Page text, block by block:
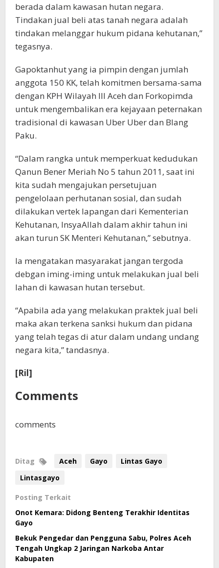
berada dalam kawasan hutan negara.
Tindakan jual beli atas tanah negara adalah
tindakan melanggar hukum pidana kehutanan,”
tegasnya.
Gapoktanhut yang ia pimpin dengan jumlah
anggota 150 KK, telah komitmen bersama-sama
dengan KPH Wilayah III Aceh dan Forkopimda
untuk mengembalikan era kejayaan peternakan
tradisional di kawasan Uber Uber dan Blang
Paku.
“Dalam rangka untuk memperkuat kedudukan
Qanun Bener Meriah No 5 tahun 2011, saat ini
kita sudah mengajukan persetujuan
pengelolaan perhutanan sosial, dan sudah
dilakukan vertek lapangan dari Kementerian
Kehutanan, InsyaAllah dalam akhir tahun ini
akan turun SK Menteri Kehutanan,” sebutnya.
Ia mengatakan masyarakat jangan tergoda
debgan iming-iming untuk melakukan jual beli
lahan di kawasan hutan tersebut.
“Apabila ada yang melakukan praktek jual beli
maka akan terkena sanksi hukum dan pidana
yang telah tegas di atur dalam undang undang
negara kita,” tandasnya.
[Ril]
Comments
comments
Ditag Aceh Gayo
Lintas Gayo
Lintasgayo
Posting Terkait
Onot Kemara: Didong Benteng Terakhir Identitas
Gayo
Bekuk Pengedar dan Pengguna Sabu, Polres Aceh
Tengah Ungkap 2 Jaringan Narkoba Antar
Kabupaten